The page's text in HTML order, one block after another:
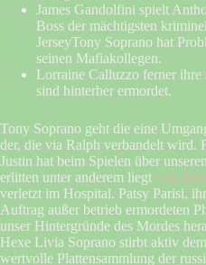
James Gandolfini spielt
Boss der mächtigsten
JerseyTony Soprano hat
seinen Mafiakollegen.
Lorraine Calluzzo ferner ihre
sind hinterher ermordet.
Tony Soprano geht die eine
der, die via Ralph verbandelt wird.
Justin hat beim Spielen über
erlitten unter anderem liegt von
verletzt im Hospital. Patsy Parisi,
Auftrag außer betrieb ermordeten
unser Hintergründe des Mordes
Hexe Livia Soprano stirbt aktiv
wertvolle Plattensammlung der